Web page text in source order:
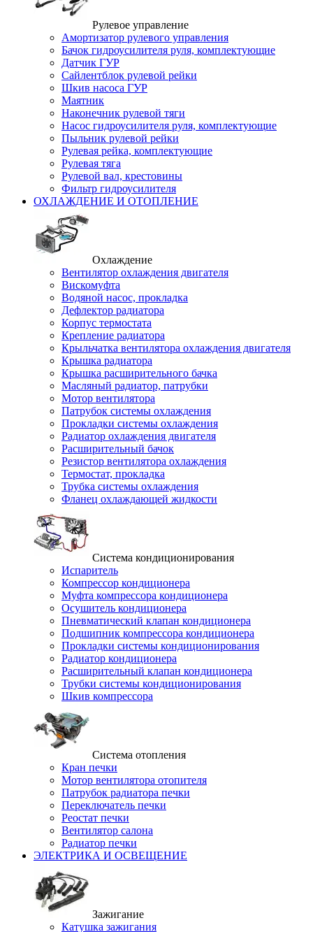
Рулевое управление
Амортизатор рулевого управления
Бачок гидроусилителя руля, комплектующие
Датчик ГУР
Сайлентблок рулевой рейки
Шкив насоса ГУР
Маятник
Наконечник рулевой тяги
Насос гидроусилителя руля, комплектующие
Пыльник рулевой рейки
Рулевая рейка, комплектующие
Рулевая тяга
Рулевой вал, крестовины
Фильтр гидроусилителя
ОХЛАЖДЕНИЕ И ОТОПЛЕНИЕ
Охлаждение
Вентилятор охлаждения двигателя
Вискомуфта
Водяной насос, прокладка
Дефлектор радиатора
Корпус термостата
Крепление радиатора
Крыльчатка вентилятора охлаждения двигателя
Крышка радиатора
Крышка расширительного бачка
Масляный радиатор, патрубки
Мотор вентилятора
Патрубок системы охлаждения
Прокладки системы охлаждения
Радиатор охлаждения двигателя
Расширительный бачок
Резистор вентилятора охлаждения
Термостат, прокладка
Трубка системы охлаждения
Фланец охлаждающей жидкости
Система кондиционирования
Испаритель
Компрессор кондиционера
Муфта компрессора кондиционера
Осушитель кондиционера
Пневматический клапан кондиционера
Подшипник компрессора кондиционера
Прокладки системы кондиционирования
Радиатор кондиционера
Расширительный клапан кондиционера
Трубки системы кондиционирования
Шкив компрессора
Система отопления
Кран печки
Мотор вентилятора отопителя
Патрубок радиатора печки
Переключатель печки
Реостат печки
Вентилятор салона
Радиатор печки
ЭЛЕКТРИКА И ОСВЕЩЕНИЕ
Зажигание
Катушка зажигания